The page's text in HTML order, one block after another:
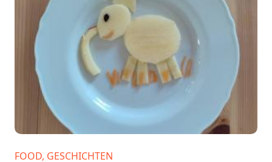
FOOD, GESCHICHTEN